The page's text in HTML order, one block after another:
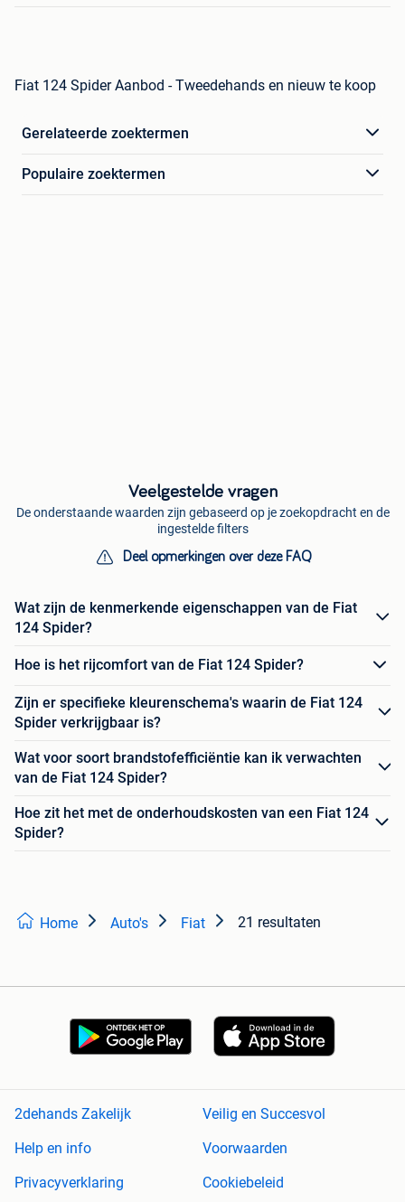
Fiat 124 Spider Aanbod - Tweedehands en nieuw te koop
Gerelateerde zoektermen
Populaire zoektermen
Veelgestelde vragen
De onderstaande waarden zijn gebaseerd op je zoekopdracht en de
ingestelde filters
Deel opmerkingen over deze FAQ
Wat zijn de kenmerkende eigenschappen van de Fiat
124 Spider?
Hoe is het rijcomfort van de Fiat 124 Spider?
Zijn er specifieke kleurenschema's waarin de Fiat 124
Spider verkrijgbaar is?
Wat voor soort brandstofefficiëntie kan ik verwachten
van de Fiat 124 Spider?
Hoe zit het met de onderhoudskosten van een Fiat 124
Spider?
Home Auto's Fiat 21 resultaten
2dehands Zakelijk
Veilig en Succesvol
Help en info
Voorwaarden
Privacyverklaring
Cookiebeleid